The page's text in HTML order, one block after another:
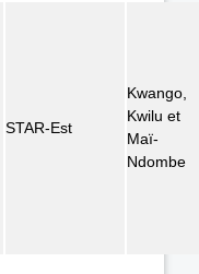
STAR-Est
Kwango,
Kwilu et
Maï-
Ndombe